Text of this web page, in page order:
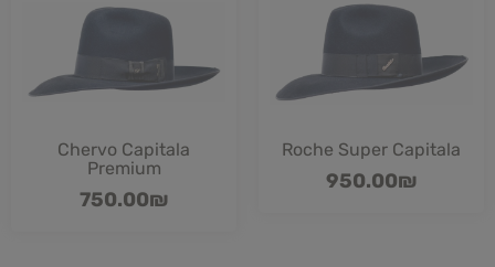
Chervo Capitala
Premium
750.00₪
Roche Super Capitala
950.00₪